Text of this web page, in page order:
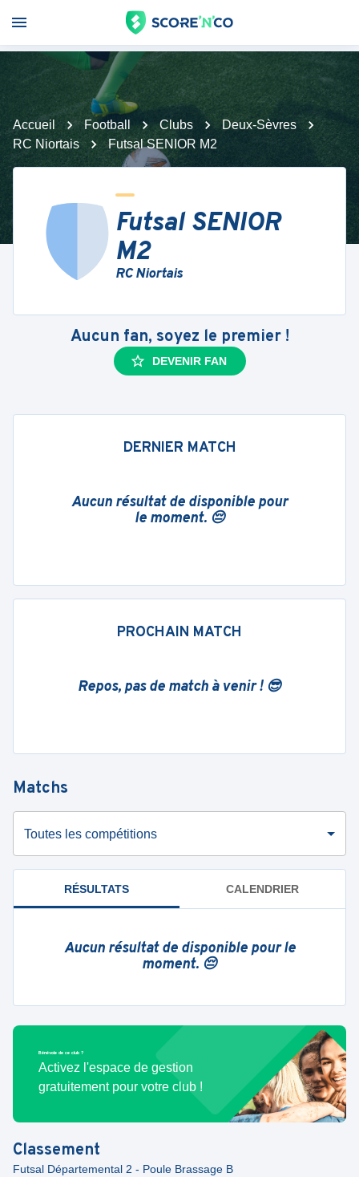
Accueil Football Clubs
Deux-Sèvres
RC Niortais
Futsal SENIOR M2
Futsal SENIOR
M2
RC Niortais
Aucun fan, soyez le premier !
DEVENIR FAN
DERNIER MATCH
Aucun résultat de disponible pour
le moment. 😔
PROCHAIN MATCH
Repos, pas de match à venir ! 😎
Matchs
Toutes les compétitions
RÉSULTATS CALENDRIER
Aucun résultat de disponible pour le
moment. 😔
Bénévole de ce club ?
Activez l'espace de gestion
gratuitement pour votre club !
Classement
Futsal Départemental 2 - Poule Brassage B